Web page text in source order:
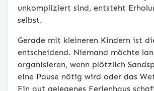
unkompliziert sind, entsteht
selbst.
Gerade mit kleineren Kindern ist
entscheidend. Niemand möchte
organisieren, wenn plötzlich
eine Pause nötig wird oder das
Ein gut gelegenes Ferienhaus